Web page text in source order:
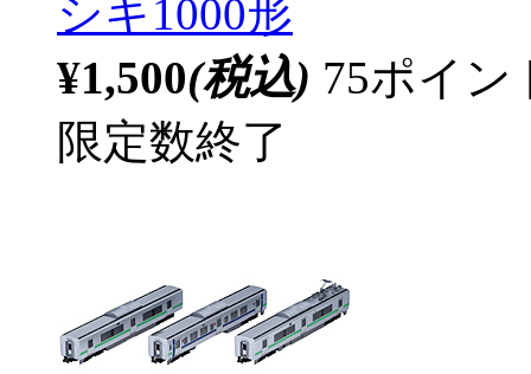
シキ1000形
¥1,500(税込) 75ポイ
限定数終了